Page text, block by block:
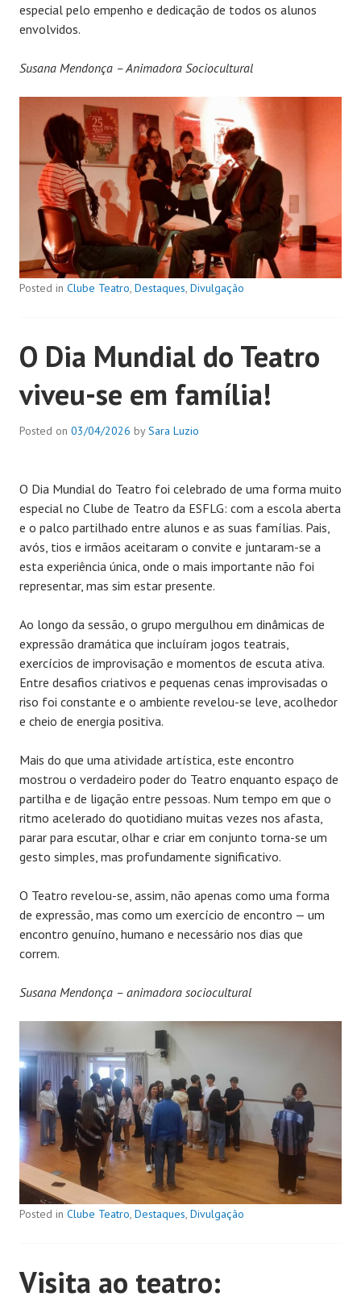
especial pelo empenho e dedicação de todos os alunos
envolvidos.
Susana Mendonça – Animadora Sociocultural
Posted in Clube Teatro, Destaques, Divulgação
O Dia Mundial do Teatro
viveu-se em família!
Posted on 03/04/2026 bySara Luzio
O Dia Mundial do Teatro foi celebrado de uma forma muito
especial no Clube de Teatro da ESFLG: com a escola aberta
e o palco partilhado entre alunos e as suas famílias. Pais,
avós, tios e irmãos aceitaram o convite e juntaram-se a
esta experiência única, onde o mais importante não foi
representar, mas sim estar presente.
Ao longo da sessão, o grupo mergulhou em dinâmicas de
expressão dramática que incluíram jogos teatrais,
exercícios de improvisação e momentos de escuta ativa.
Entre desafios criativos e pequenas cenas improvisadas o
riso foi constante e o ambiente revelou-se leve, acolhedor
e cheio de energia positiva.
Mais do que uma atividade artística, este encontro
mostrou o verdadeiro poder do Teatro enquanto espaço de
partilha e de ligação entre pessoas. Num tempo em que o
ritmo acelerado do quotidiano muitas vezes nos afasta,
parar para escutar, olhar e criar em conjunto torna-se um
gesto simples, mas profundamente significativo.
O Teatro revelou-se, assim, não apenas como uma forma
de expressão, mas como um exercício de encontro — um
encontro genuíno, humano e necessário nos dias que
correm.
Susana Mendonça – animadora sociocultural
Posted in Clube Teatro Destaques Divulgação
Visita ao teatro: